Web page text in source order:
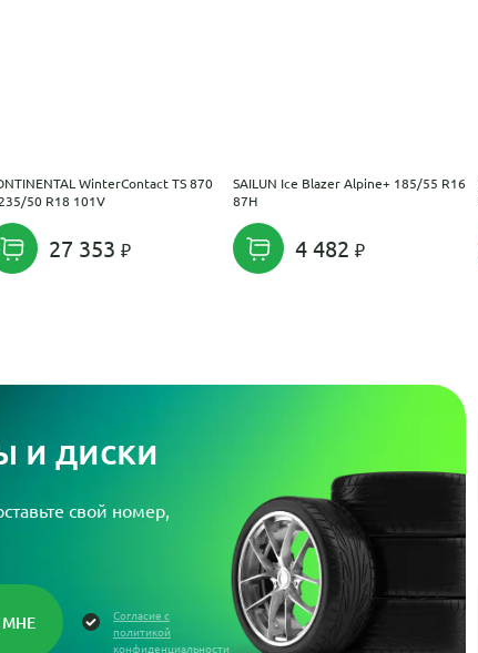
WinterContact TS 870
50 R18 101V
27 353
SAILUN Ice Blazer Alpine+ 185/55 R16
87H
4 482
и диски
свой номер,
Согласие с
политикой
конфиденциальности